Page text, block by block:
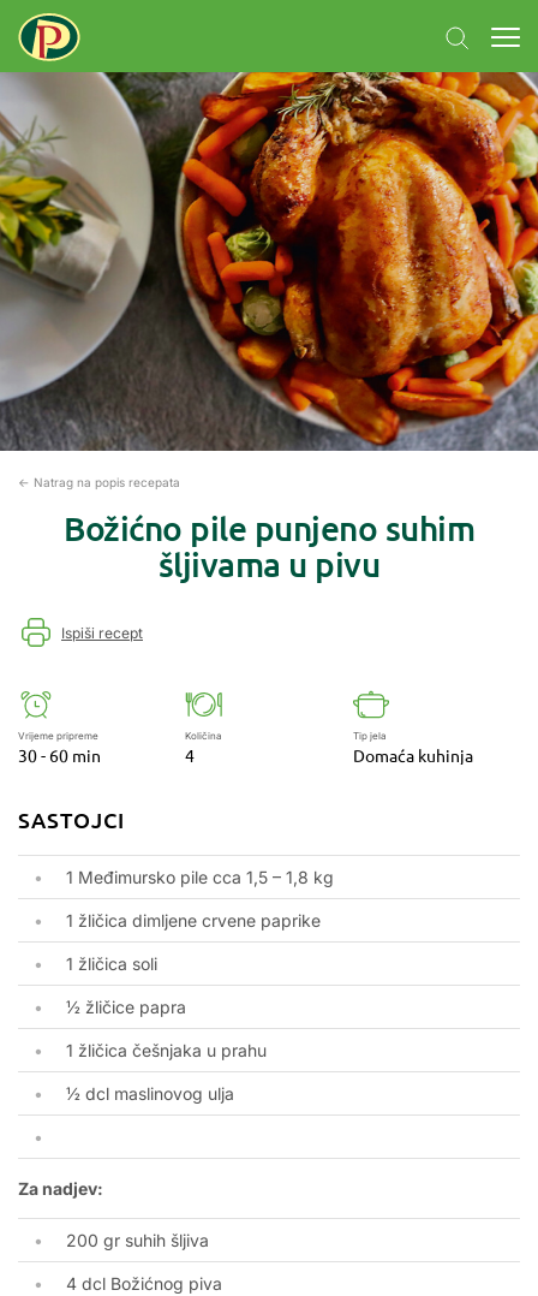
← Natrag na popis recepata
Božićno pile punjeno suhim
šljivama u pivu
Ispiši recept
Vrijeme pripreme
30 - 60 min
Količina
4
Tip jela
Domaća kuhinja
SASTOJCI
1 Međimursko pile cca 1,5 – 1,8 kg
1 žličica dimljene crvene paprike
1 žličica soli
½ žličice papra
1 žličica češnjaka u prahu
½ dcl maslinovog ulja
Za nadjev:
200 gr suhih šljiva
4 dcl Božićnog piva